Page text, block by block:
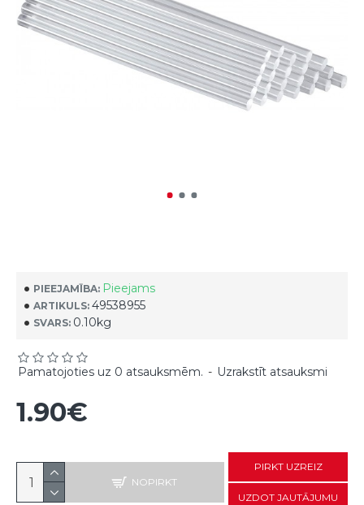
PIEEJAMĪBA: Pieejams
ARTIKULS: 49538955
SVARS: 0.10kg
Pamatojoties uz 0 atsauksmēm. - Uzrakstīt atsauksmi
1.90€
NOPIRKT
PIRKT UZREIZ
UZDOT JAUTĀJUMU